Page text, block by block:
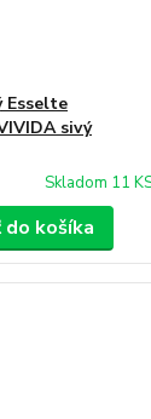
Esselte
sivý
Skladom 11
do košíka